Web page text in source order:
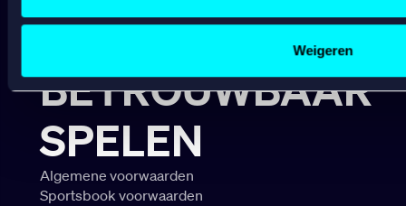
Sociale media functionaliteit.
Weigeren
BETROUWBAAR
SPELEN
Algemene voorwaarden
Sportsbook voorwaarden